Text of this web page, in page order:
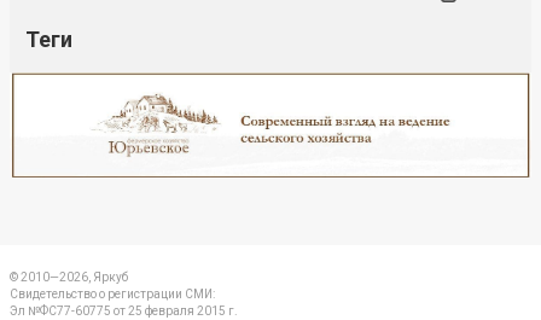
Теги
© 2010—2026, Яркуб
Свидетельство о регистрации СМИ:
Эл №ФС77-60775 от 25 февраля 2015 г.